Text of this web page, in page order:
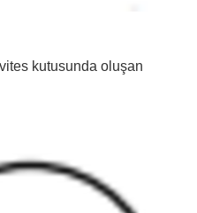
kutusunda oluşan